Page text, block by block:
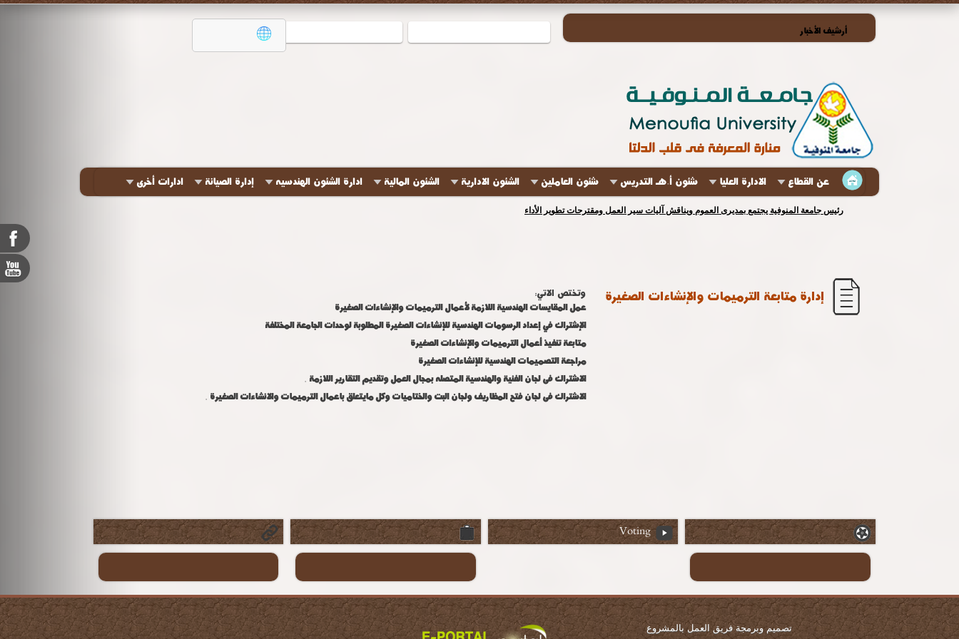
أرشيف الأخبار
عن القطاع الادارة العليا شئون أ.هـ التدريس شئون العاملين الشئون الادارية الشئون المالية ادارة الشئون الهندسيه إدارة الصيانة ادارات أخرى
رئيس جامعة المنوفية يجتمع بمديرى العموم ويناقش آليات سير العمل ومقترحات تطوير الأداء
إدارة متابعة الترميمات والإنشاءات الصغيرة وتختص الاتي:
عمل المقايسات الهندسية اللازمة لأعمال الترميمات والإنشاءات الصغيرة
الإشتراك في إعداد الرسومات الهندسية للإنشاءات الصغيرة المطلوبة لوحدات الجامعة المختلفة
متابعة تنفيذ أعمال الترميمات والإنشاءات الصغيرة
مراجعة التصميمات الهندسية للإنشاءات الصغيرة
الاشتراك فى لجان الفنية والهندسية المتصله بمجال العمل وتقديم التقارير اللازمة .
الاشتراك فى لجان فتح المظاريف ولجان البت والختاميات وكل مايتعلق باعمال الترميمات والانشاءات الصغيرة .
Voting
تصميم وبرمجة فريق العمل بالمشروع